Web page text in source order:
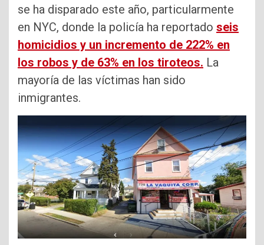
se ha disparado este año, particularmente
en NYC, donde la policía ha reportado seis
homicidios y un incremento de 222% en
los robos y de 63% en los tiroteos. La
mayoría de las víctimas han sido
inmigrantes.